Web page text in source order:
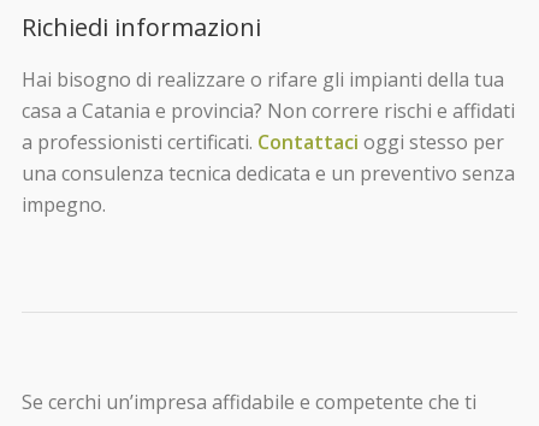
Richiedi informazioni
Hai bisogno di realizzare o rifare gli impianti della tua
casa a Catania e provincia? Non correre rischi e affidati
a professionisti certificati. Contattaci oggi stesso per
una consulenza tecnica dedicata e un preventivo senza
impegno.
Se cerchi un’impresa affidabile e competente che ti